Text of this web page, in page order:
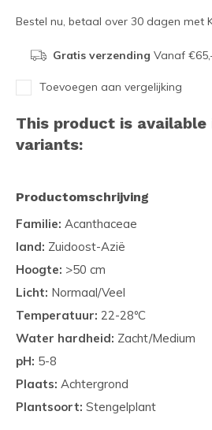
Bestel nu, betaal over 30 dagen met
Gratis verzending Vanaf
Toevoegen aan vergelijking
This product is
variants:
Productomschrijving
Familie: Acanthaceae
land: Zuidoost-Azië
Hoogte: >50 cm
Licht: Normaal/Veel
Temperatuur: 22-28ºC
Water hardheid: Zacht/Medium
pH: 5-8
Plaats: Achtergrond
Plantsoort: Stengelplant